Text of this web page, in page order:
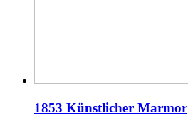
1853 Künstlicher Marmor